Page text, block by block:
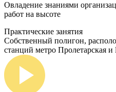
Овладение знаниями
работ на высоте
Практические занятия
Собственный полигон,
станций метро Пролетарская и